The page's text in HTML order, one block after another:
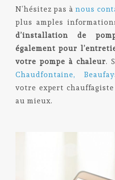
N’hésitez pas ànous
plus amples
d’installation de
également pour
votre pompe à chaleur.
Chaudfontaine,
votre expert
au mieux.